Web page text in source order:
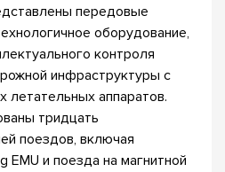
передовые
оборудование,
контроля
инфраструктуры с
аппаратов.
тридцать
поездов, включая
EMU и поезда на магнитной